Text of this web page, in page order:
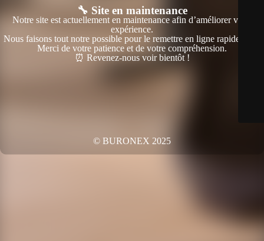
🔧 Site en maintenance
Notre site est actuellement en maintenance afin d’améliorer votre
expérience.
Nous faisons tout notre possible pour le remettre en ligne rapidement.
Merci de votre patience et de votre compréhension.
⏰ Revenez-nous voir bientôt !
© BURONEX 2025